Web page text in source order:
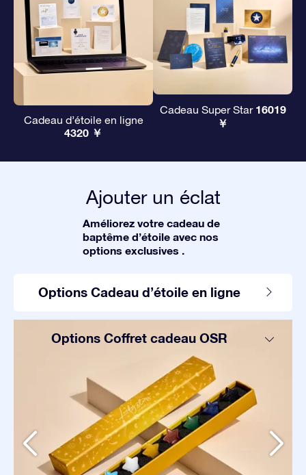
Cadeau d’étoile en ligne
4320 ￥
Cadeau Super Star 16019
￥
Ajouter un éclat
Améliorez votre cadeau de
baptême d’étoile avec nos
options exclusives .
Options Cadeau d’étoile en ligne
Options Coffret cadeau OSR